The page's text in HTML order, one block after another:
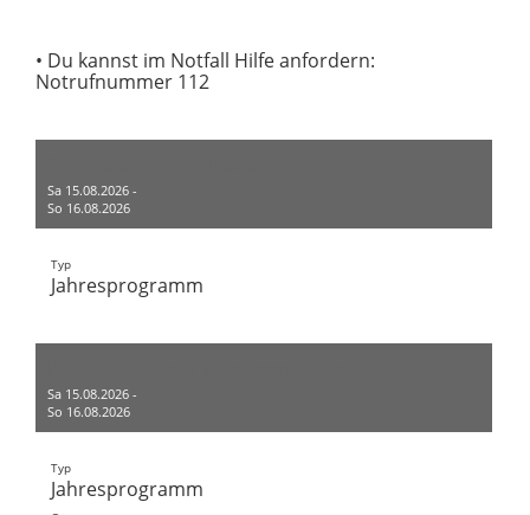
• Du kannst im Notfall Hilfe anfordern:
Notrufnummer 112
Sa 15.08.2026 -
So 16.08.2026
Typ
Jahresprogramm
Sa 15.08.2026 -
So 16.08.2026
Typ
Jahresprogramm